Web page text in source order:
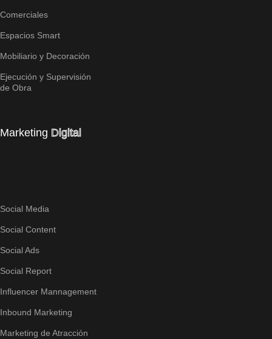
Comerciales
Espacios Smart
Mobiliario y Decoración
Ejecución y Supervisión
de Obra
Marketing Digital
Social Media
Social Content
Social Ads
Social Report
Influencer Mannagement
Inbound Marketing
Marketing de Atracción